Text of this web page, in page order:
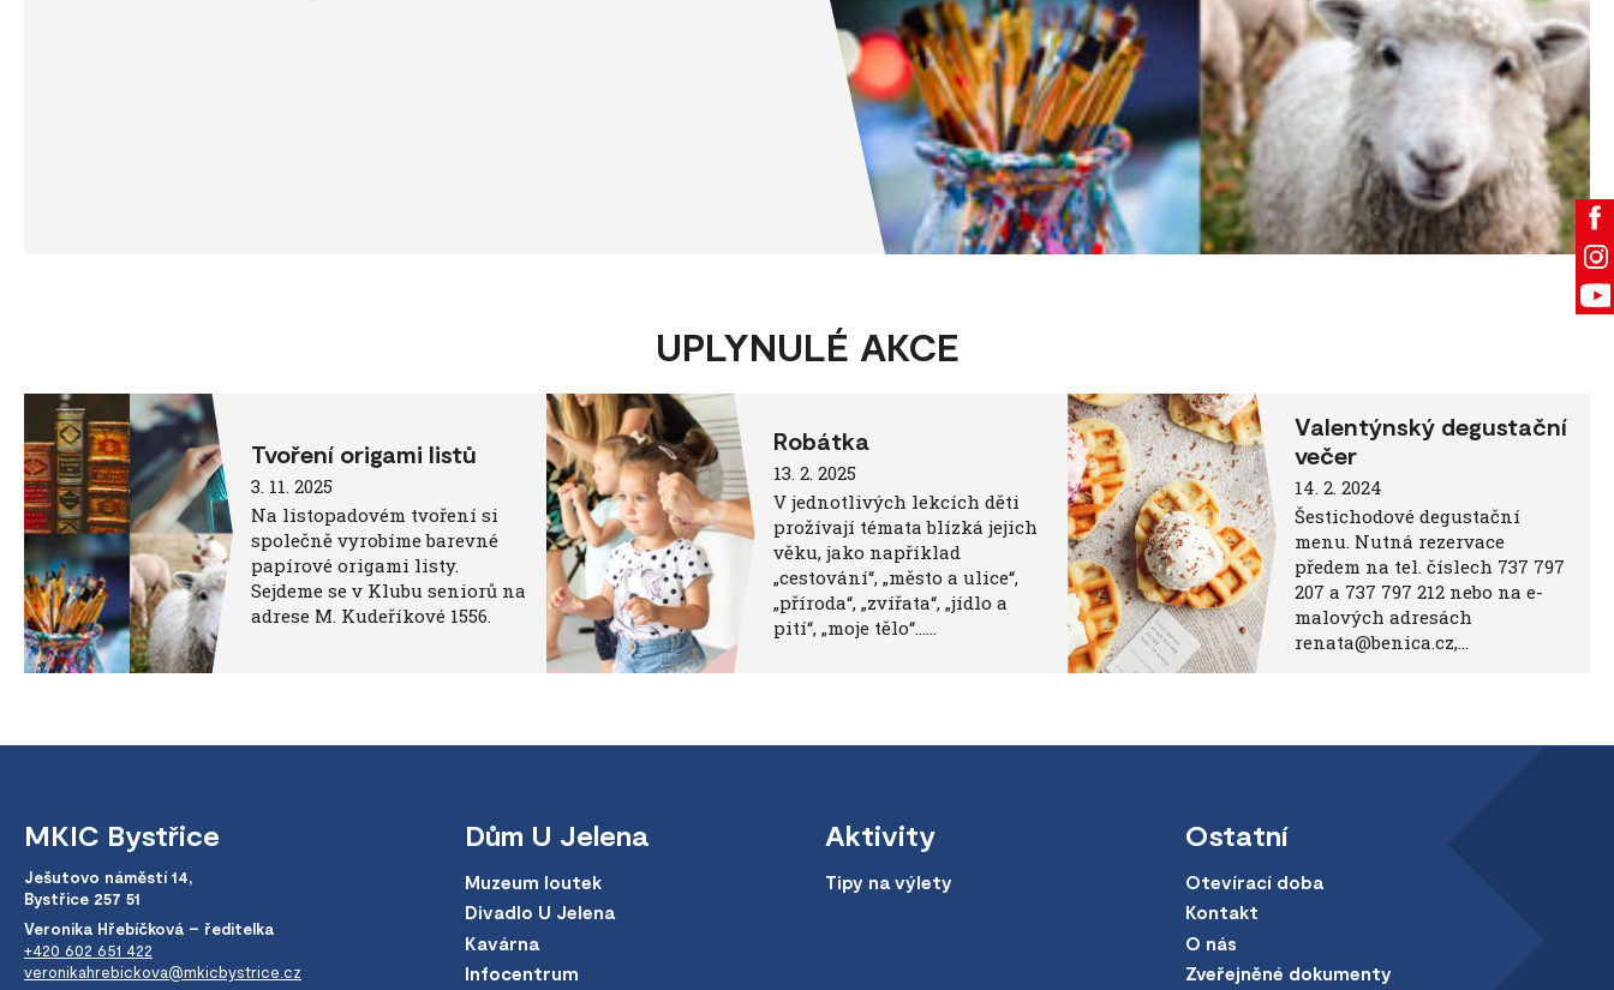
UPLYNULÉ AKCE
Tvoření origami listů
3. 11. 2025
Na listopadovém tvoření si
společně vyrobíme barevné
papírové origami listy.
Sejdeme se v Klubu seniorů na
adrese M. Kudeříkové 1556.
Robátka
13. 2. 2025
V jednotlivých lekcích děti
prožívají témata blízká jejich
věku, jako například
„cestování“, „město a ulice“,
„příroda“, „zvířata“, „jídlo a
pití“, „moje tělo“……
Valentýnský degustační
večer
14. 2. 2024
Šestichodové degustační
menu. Nutná rezervace
předem na tel. číslech 737 797
207 a 737 797 212 nebo na e-
malových adresách
renata@benica.cz,…
MKIC Bystřice
Ješutovo náměstí 14,
Bystřice 257 51
Veronika Hřebíčková – ředitelka
+420 602 651 422
veronikahrebickova@mkicbystrice.cz
Dům U Jelena
Muzeum loutek
Divadlo U Jelena
Kavárna
Infocentrum
Aktivity
Tipy na výlety
Ostatní
Otevírací doba
Kontakt
O nás
Zveřejněné dokumenty